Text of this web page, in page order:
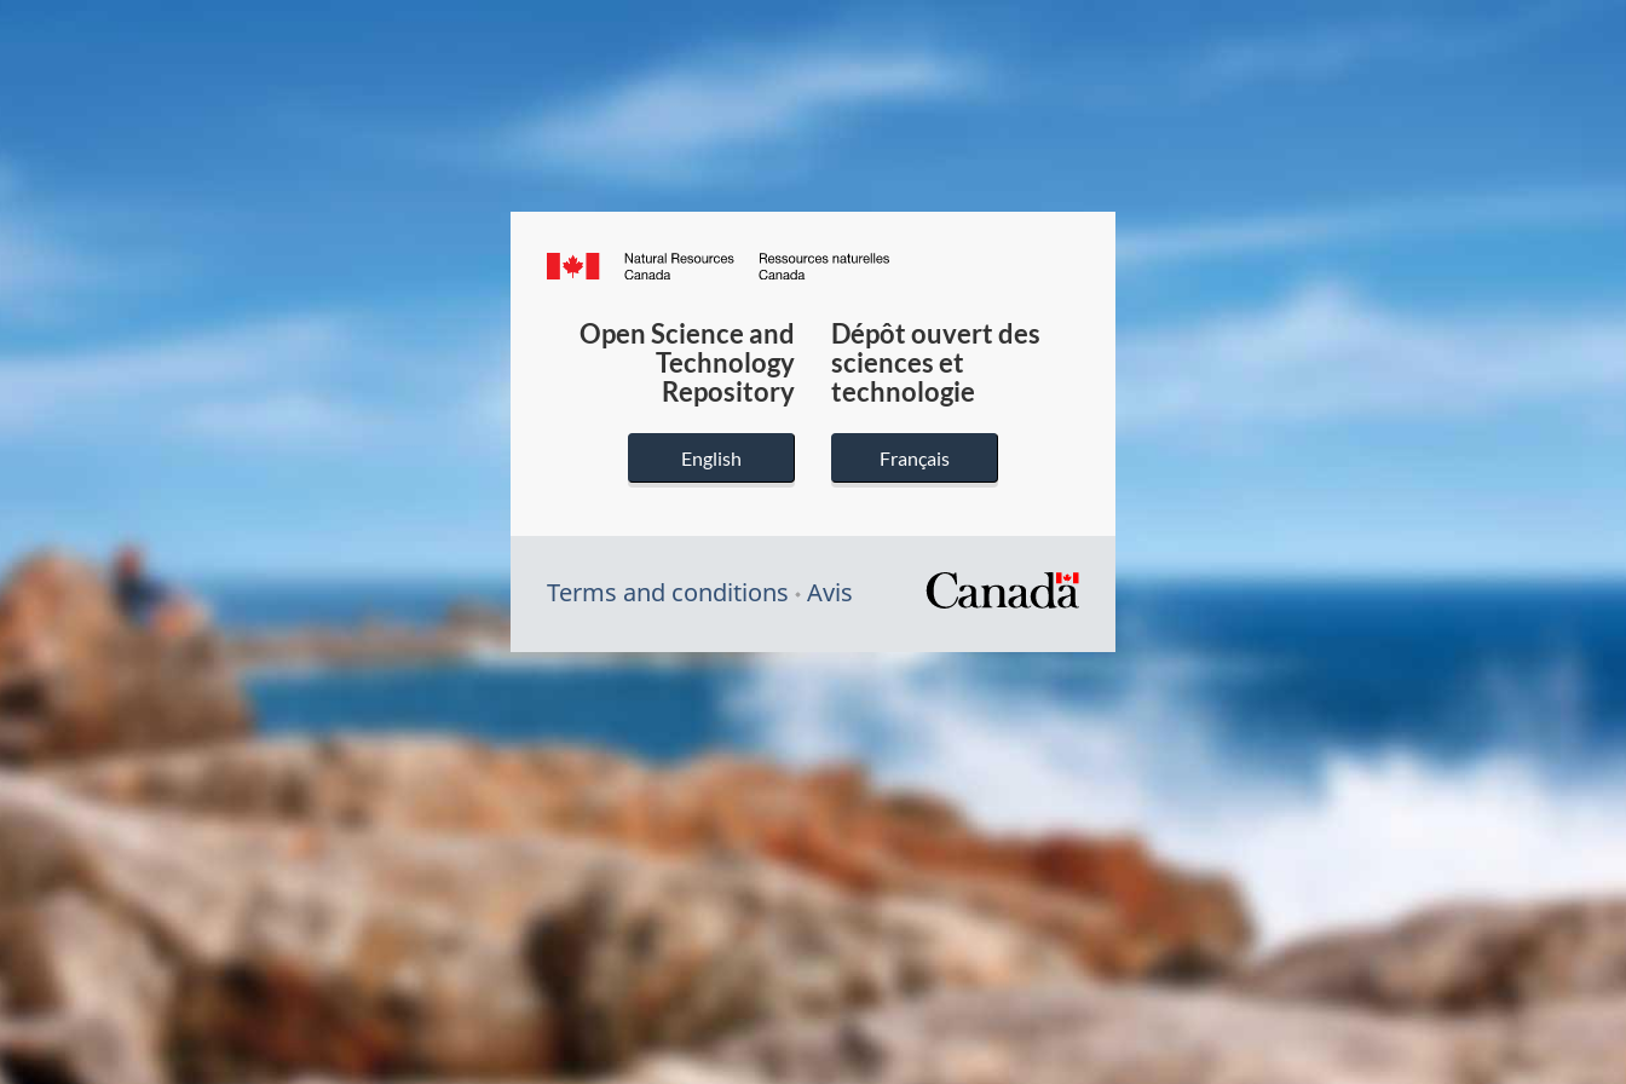
Canada.ca
du
Canada
Open Science and
Technology
Repository
English
Dépôt ouvert des
sciences et
technologie
Français
Terms and conditions Avis
/
gouvernement